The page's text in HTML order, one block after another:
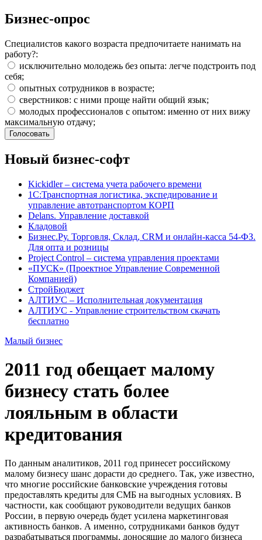
Бизнес-опрос
Специалистов какого возраста предпочитаете нанимать на
работу?:
исключительно молодежь без опыта: легче подстроить под
себя;
опытных сотрудников в возрасте;
сверстников: с ними проще найти общий язык;
молодых профессионалов с опытом: именно от них вижу
максимальную отдачу;
Новый бизнес-софт
Kickidler – система учета рабочего времени
1С:Транспортная логистика, экспедирование и
управление автотранспортом КОРП
Delans. Управление доставкой
Кладовой
Бизнес.Ру. Торговля, Склад, CRM и онлайн-касса 54-ФЗ.
Для опта и розницы
Project Сontrol – система управления проектами
«ПУСК» (Проектное Управление Современной
Компанией)
СтройБюджет
АЛТИУС – Исполнительная документация
АЛТИУС - Управление строительством скачать
бесплатно
Малый бизнес
2011 год обещает малому
бизнесу стать более
лояльным в области
кредитования
По данным аналитиков, 2011 год принесет российскому
малому бизнесу шанс дорасти до среднего. Так, уже известно,
что многие российские банковские учреждения готовы
предоставлять кредиты для СМБ на выгодных условиях. В
частности, как сообщают руководители ведущих банков
России, в первую очередь будет усилена маркетинговая
активность банков. А именно, сотрудниками банков будут
разрабатываться программы, доносящие до малого бизнеса